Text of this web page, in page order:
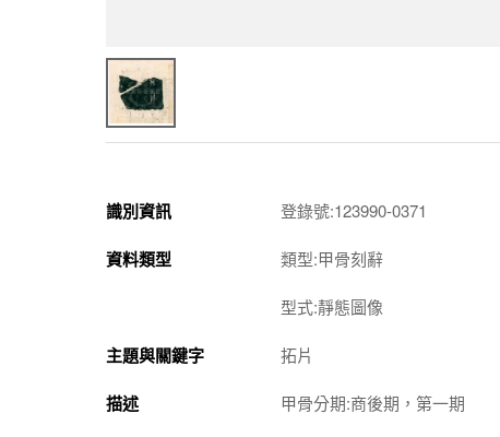
識別資訊 登錄號:123990-0371
資料類型 類型:甲骨刻辭
型式:靜態圖像
主題與關鍵字 拓片
描述 甲骨分期:商後期，第一期